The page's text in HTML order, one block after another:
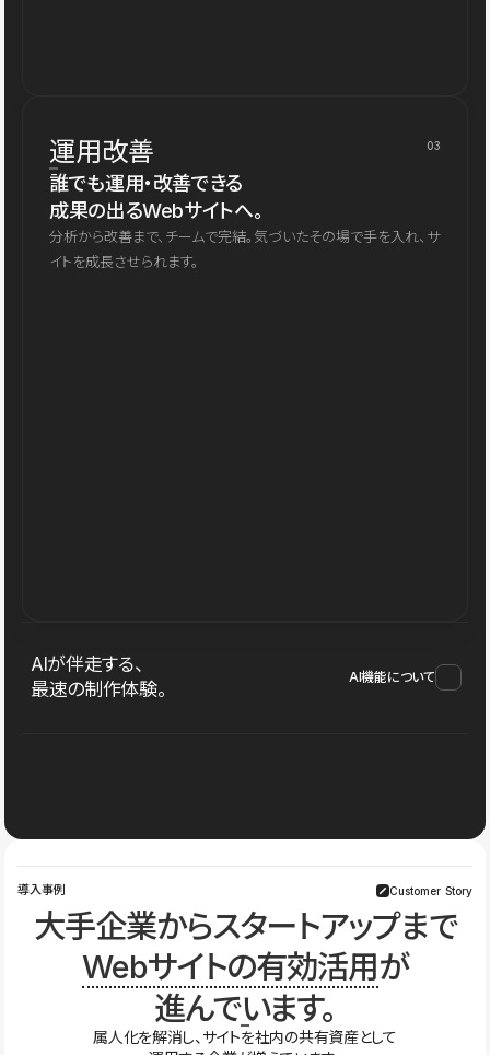
運用改善 03
誰でも運用・改善できる
成果の出るWebサイトへ。
分析から改善まで、チームで完結。気づいたその場で手を入れ、サ
イトを成長させられます。
AIが伴走する、
最速の制作体験。
AI機能について
導入事例 Customer Story
大手企業からスタートアップまで
Webサイトの有効活用が
進んでいます。
属人化を解消し、サイトを社内の共有資産として